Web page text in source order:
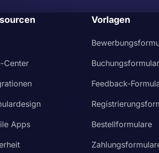
Center
Apps
Vorlagen
Feedback-
Bestellformulare